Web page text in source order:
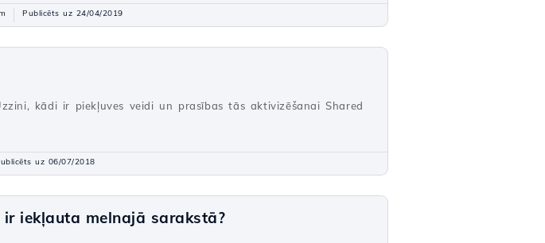
Publicēts uz 24/04/2019
kādi ir piekļuves veidi un prasības tās aktivizēšanai Shared
uz 06/07/2018
iekļauta melnajā sarakstā?